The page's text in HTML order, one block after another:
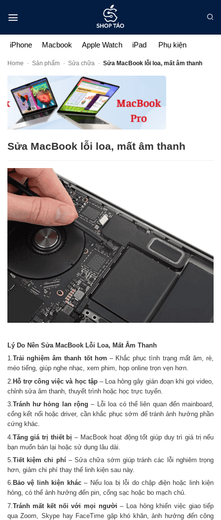
qua
iPhone Macbook Apple Watch iPad Phụ kiện
Home - Sản phẩm - Sửa chữa - Sửa MacBook lỗi loa, mất âm thanh
Sửa MacBook lỗi loa, mất âm thanh
Lý Do Nên Sửa MacBook Lỗi Loa, Mất Âm Thanh
1.Trải nghiệm âm thanh tốt hơn– Khắc phục tình trạng mất âm, rè,
méo tiếng, giúp nghe nhạc, xem phim, họp online trọn vẹn hơn.
2. Hỗ trợ công việc và học tập– Loa hỏng gây gián đoạn khi gọi video,
chỉnh sửa âm thanh, thuyết trình hoặc học trực tuyến.
3.Tránh hư hỏng lan rộng – Lỗi loa có thể liên quan đến mainboard,
cổng kết nối hoặc driver, cần khắc phục sớm để tránh ảnh hưởng phần
cứng khác.
4. Tăng giá trị thiết bị – MacBook hoạt động tốt giúp duy trì giá trị nếu
bạn muốn bán lại hoặc sử dụng lâu dài.
5. Tiết kiệm chi phí– Sửa chữa sớm giúp tránh các lỗi nghiêm trọng
hơn, giảm chi phí thay thế linh kiện sau này.
6. Bảo vệ linh kiện khác– Nếu loa bị lỗi do chập điện hoặc linh kiện
hỏng, có thể ảnh hưởng đến pin, cổng sạc hoặc bo mạch chủ.
7. Tránh mất kết nối với mọi người – Loa hỏng khiến việc giao tiếp
qua Zoom, Skype hay FaceTime gặp khó khăn, ảnh hưởng đến công